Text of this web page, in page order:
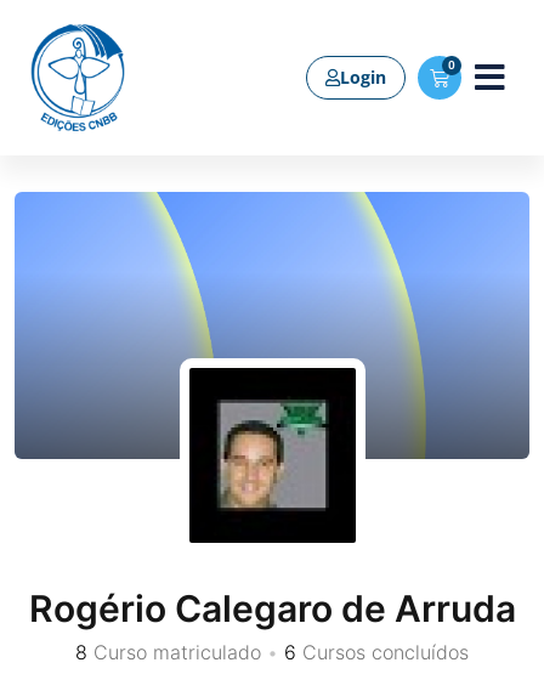
Login
0
Rogério Calegaro de Arruda
8 Curso matriculado • 6 Cursos concluídos